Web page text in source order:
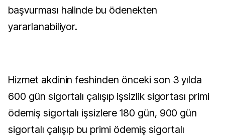
başvurması halinde bu ödenekten
yararlanabiliyor.
Hizmet akdinin feshinden önceki son 3 yılda
600 gün sigortalı çalışıp işsizlik sigortası primi
ödemiş sigortalı işsizlere 180 gün, 900 gün
sigortalı çalışıp bu primi ödemiş sigortalı